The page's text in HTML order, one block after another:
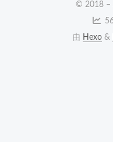
© 2018 –
由 Hexo &